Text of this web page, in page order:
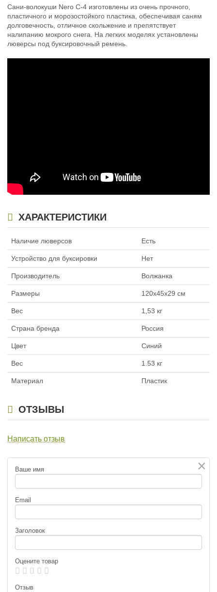
Сани-волокуши Nero C-4 изготовлены из очень прочного,
пластичного и морозостойкого пластика, обеспечивая саням
долговечность, отличное скольжение и препятствует
налипанию мокрого снега. На легких моделях установлены
люверсы под буксировочный ремень.
ХАРАКТЕРИСТИКИ
Наличие люверсов Есть
Устройство для буксировки Нет
Производитель Волжанка
Размеры 120x45x29 см
Вес 1,53 кг
Страна бренда Россия
Цвет Синий
Вес 1.53 кг
Материал Пластик
ОТЗЫВЫ
Написать отзыв
×
Ваше имя
Email
Заголовок
Оцените товар
Отзыв